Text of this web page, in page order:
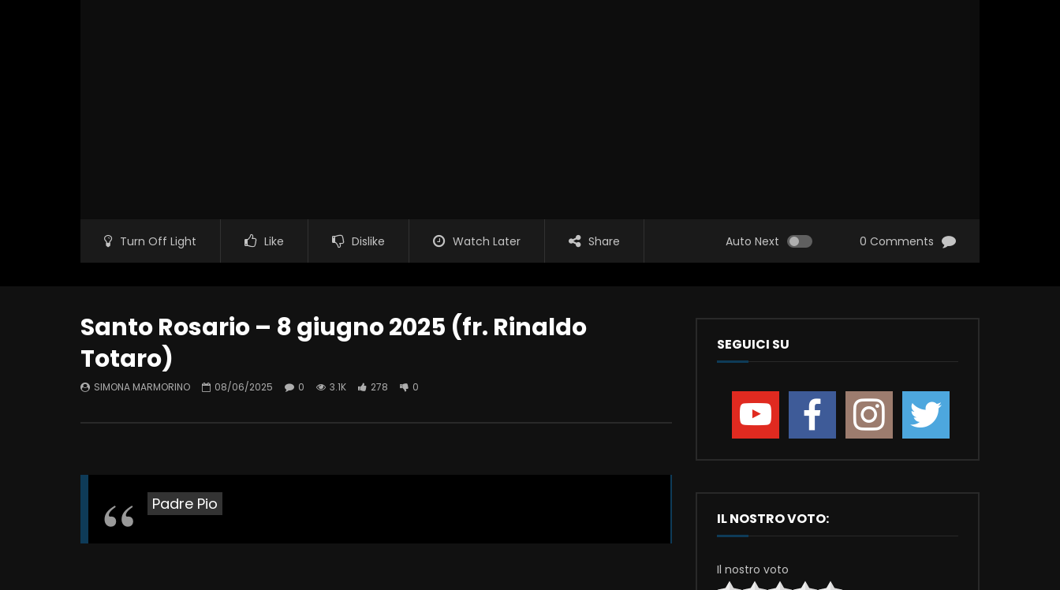
Turn Off Light Like Dislike Watch Later Share Auto Next 0 Comments
Santo Rosario – 8 giugno 2025 (fr. Rinaldo
Totaro)
SIMONA MARMORINO 08/06/2025 0 3.1K 278 0
Padre Pio
SEGUICI SU
IL NOSTRO VOTO:
Il nostro voto